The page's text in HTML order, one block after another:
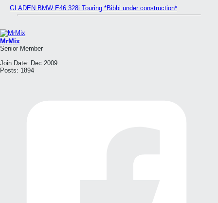
GLADEN BMW E46 328i Touring *Bibbi under construction*
MrMix
Senior Member
Join Date: Dec 2009
Posts: 1894